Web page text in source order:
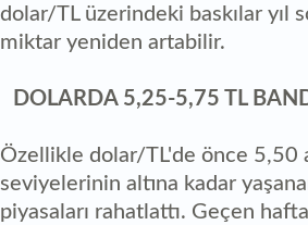
dolar/TL üzerindeki baskılar yıl
miktar yeniden artabilir.
DOLARDA 5,25-5,75 TL
Özellikle dolar/TL'de önce 5,50
seviyelerinin altına kadar
piyasaları rahatlattı. Geçen